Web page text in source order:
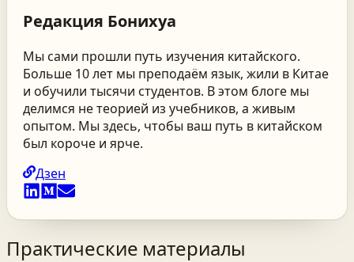
Редакция Бонихуа
Мы сами прошли путь изучения китайского.
Больше 10 лет мы преподаём язык, жили в Китае
и обучили тысячи студентов. В этом блоге мы
делимся не теорией из учебников, а живым
опытом. Мы здесь, чтобы ваш путь в китайском
был короче и ярче.
Дзен
Практические материалы